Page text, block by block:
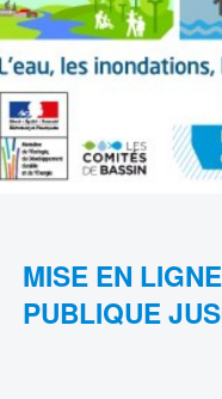
MISE EN
PUBLIQUE